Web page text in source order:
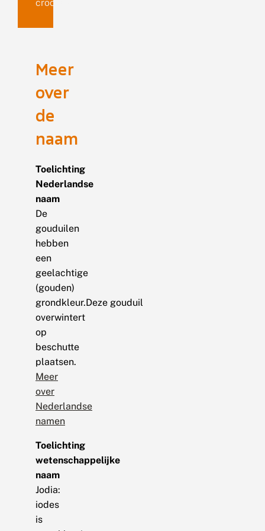
croceago
Meer
over
de
naam
Toelichting
Nederlandse
naam
De
gouduilen
hebben
een
geelachtige
(gouden)
grondkleur.Deze gouduil
overwintert
op
beschutte
plaatsen.
Meer
over
Nederlandse
namen
Toelichting
wetenschappelijke
naam
Jodia:
iodes
is